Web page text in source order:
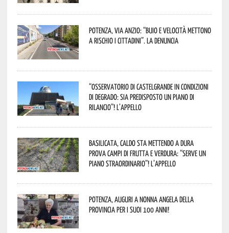
Potenza, Via Anzio: “Buio e velocità mettono
a rischio i cittadini”. La denuncia
“Osservatorio di Castelgrande in condizioni
di degrado: sia predisposto un piano di
rilancio”! L’appello
Basilicata, caldo sta mettendo a dura
prova campi di frutta e verdura: “Serve un
piano straordinario”! L’appello
Potenza, auguri a nonna Angela della
provincia per i suoi 100 anni!